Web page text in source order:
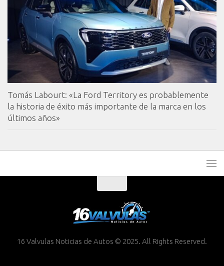
Tomás Labourt: «La Ford Territory es probablemente
la historia de éxito más importante de la marca en los
últimos años»
16 Valvulas Noticias de Autos © 2025. All Rights Reserved.